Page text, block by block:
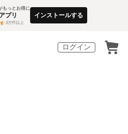
もっとお得に
プリ
3万件以上
インストールする
ログイン